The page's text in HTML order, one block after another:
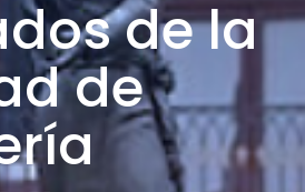
de la
de